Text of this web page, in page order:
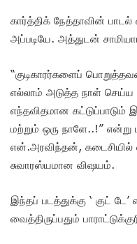
கார்த்திக் நேத்தாவின்
அப்படியே. அத்துடன்
“குடிகாரர்களைப்
எல்லாம் அடுத்த நாள்
எந்தவிதமான
மற்றும் ஒரு நாளே..!”
என்.அரவிந்தன், கடைசியில்
சுவாரஸ்யமான விஷயம்.
இந்தப் படத்துக்கு ‘ குட்
வைத்திருப்பதும்